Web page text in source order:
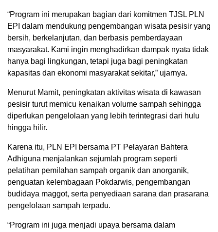
“Program ini merupakan bagian dari komitmen TJSL PLN
EPI dalam mendukung pengembangan wisata pesisir yang
bersih, berkelanjutan, dan berbasis pemberdayaan
masyarakat. Kami ingin menghadirkan dampak nyata tidak
hanya bagi lingkungan, tetapi juga bagi peningkatan
kapasitas dan ekonomi masyarakat sekitar,” ujarnya.
Menurut Mamit, peningkatan aktivitas wisata di kawasan
pesisir turut memicu kenaikan volume sampah sehingga
diperlukan pengelolaan yang lebih terintegrasi dari hulu
hingga hilir.
Karena itu, PLN EPI bersama PT Pelayaran Bahtera
Adhiguna menjalankan sejumlah program seperti
pelatihan pemilahan sampah organik dan anorganik,
penguatan kelembagaan Pokdarwis, pengembangan
budidaya maggot, serta penyediaan sarana dan prasarana
pengelolaan sampah terpadu.
“Program ini juga menjadi upaya bersama dalam